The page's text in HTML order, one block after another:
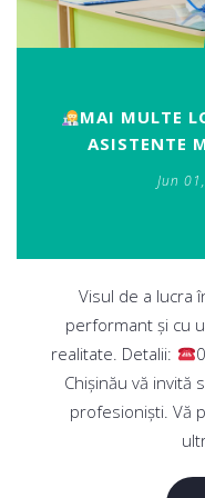
MAI MULTE
ASISTENTE
Jun
Visul de a lucra
performant și cu
realitate. Detalii:
Chișinău vă invită
profesioniști. Vă